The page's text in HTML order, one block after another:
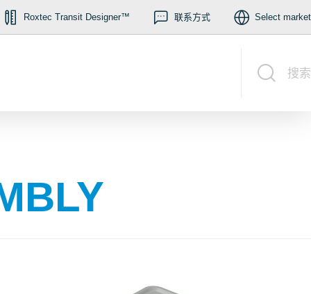
Roxtec Transit Designer™ 联系方式 Select market
搜索